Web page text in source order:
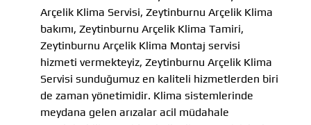
Arçelik Klima Servisi, Zeytinburnu Arçelik Klima
bakımı, Zeytinburnu Arçelik Klima Tamiri,
Zeytinburnu Arçelik Klima Montaj servisi
hizmeti vermekteyiz, Zeytinburnu Arçelik Klima
Servisi sunduğumuz en kaliteli hizmetlerden biri
de zaman yönetimidir. Klima sistemlerinde
meydana gelen arızalar acil müdahale